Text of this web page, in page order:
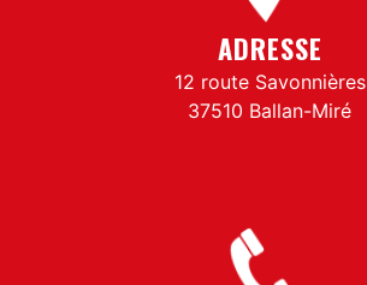
ADRESSE
12 route Savonnières
37510 Ballan-Miré